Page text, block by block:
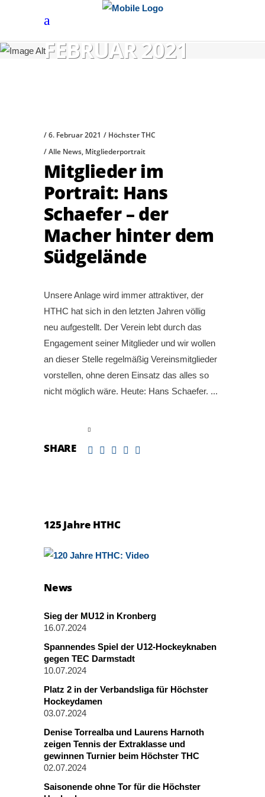
FEBRUAR 2021
6. Februar 2021
Höchster THC
Alle News, Mitgliederportrait
Mitglieder im
Portrait: Hans
Schaefer – der
Macher hinter dem
Südgelände
Unsere Anlage wird immer attraktiver, der
HTHC hat sich in den letzten Jahren völlig
neu aufgestellt. Der Verein lebt durch das
Engagement seiner Mitglieder und wir wollen
an dieser Stelle regelmäßig Vereinsmitglieder
vorstellen, ohne deren Einsatz das alles so
nicht möglich wäre. Heute: Hans Schaefer.
SHARE
125 Jahre HTHC
News
Sieg der MU12 in Kronberg
16.07.2024
Spannendes Spiel der U12-Hockeyknaben
gegen TEC Darmstadt
10.07.2024
Platz 2 in der Verbandsliga für Höchster
Hockeydamen
03.07.2024
Denise Torrealba und Laurens Harnoth
zeigen Tennis der Extraklasse und
gewinnen Turnier beim Höchster THC
02.07.2024
Saisonende ohne Tor für die Höchster